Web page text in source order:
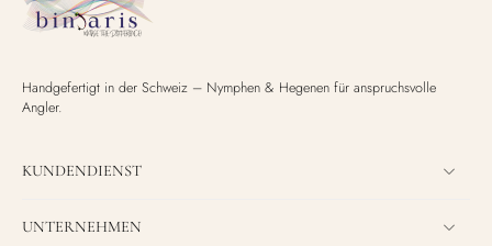
Handgefertigt in der Schweiz – Nymphen & Hegenen für anspruchsvolle
Angler.
KUNDENDIENST
UNTERNEHMEN